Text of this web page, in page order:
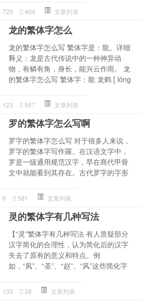
729 404 文章列表
龙的繁体字怎么
龙的繁体字怎么写 繁体字是：龍。详细
释义：龙是古代传说中的一种神异动
物，有鳞有角，身长，能兴云作雨。 龙
的繁体字怎么写 繁体字：龍 龙鹤 [ lóng
123 567 文章列表
罗的繁体字怎么写啊
罗字的繁体字怎么写 对于很多人来说，
罗字的繁体字写作羅。在汉语文字中，
罗是一级通用规范汉字，早在商代甲骨
文中就能看到其存在。古代罗字的字形
6 581 文章列表
灵的繁体字有几种写法
【“灵”繁体字有几种写法 有人质疑部分
汉字简化的合理性，认为简化后的汉字
失去了原有的意义和特点。例
如，“凤”、“圣”、“赵”、“风”这些简化字
133 28 文章列表